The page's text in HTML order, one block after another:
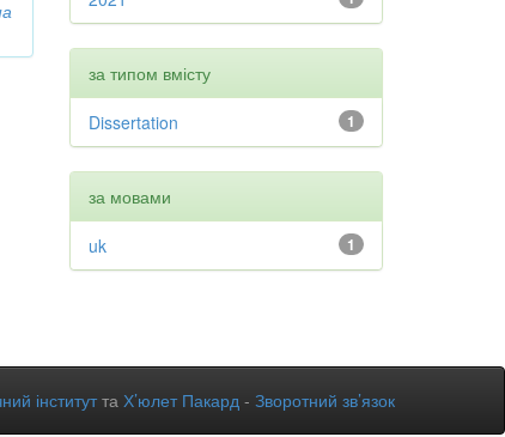
за типом вмісту
1
Dissertation
за мовами
1
uk
інститутта Х’юлет Пакард - Зворотний зв’язок